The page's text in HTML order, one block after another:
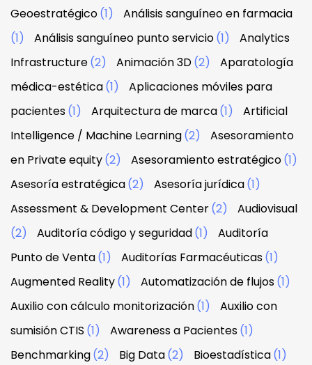
Geoestratégico(1)
Análisis sanguíneo en farmacia
(1)
Análisis sanguíneo punto servicio(1)
Analytics
Infrastructure(2) Animación 3D(2)
Aparatología
médica-estética(1)
Aplicaciones móviles para
pacientes(1) Arquitectura de marca(1)
Artificial
Intelligence / Machine Learning(2)
Asesoramiento
en Private equity(2) Asesoramiento estratégico(1)
Asesoría estratégica(2) Asesoría jurídica(1)
Assessment & Development Center(2)
Audiovisual
(2)
Auditoría código y seguridad(1)
Auditoría
Punto de Venta(1) Auditorías Farmacéuticas(1)
Augmented Reality(1) Automatización de flujos(1)
Auxilio con cálculo monitorización(1)
Auxilio con
sumisión CTIS (1) Awareness a Pacientes(1)
Benchmarking(2) Big Data(2) Bioestadística(1)